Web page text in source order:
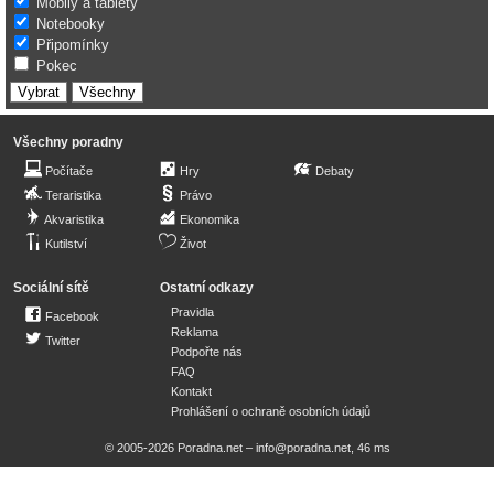
Notebooky
Připomínky
Pokec
Všechny poradny
Počítače
Teraristika
Akvaristika
Kutilství
Hry
Právo
Ekonomika
Život
Debaty
Sociální sítě
Facebook
Twitter
Ostatní odkazy
Pravidla
Reklama
Podpořte nás
FAQ
Kontakt
Prohlášení o ochraně osobních údajů
© 2005-2026 Poradna.net – info@poradna.net, 46 ms